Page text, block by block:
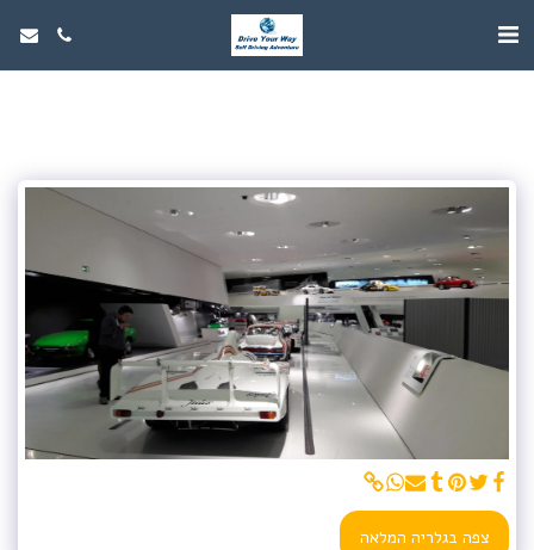
צפה בגלריה המלאה